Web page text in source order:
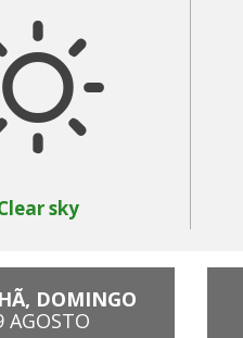
sky
DOMINGO
AGOSTO